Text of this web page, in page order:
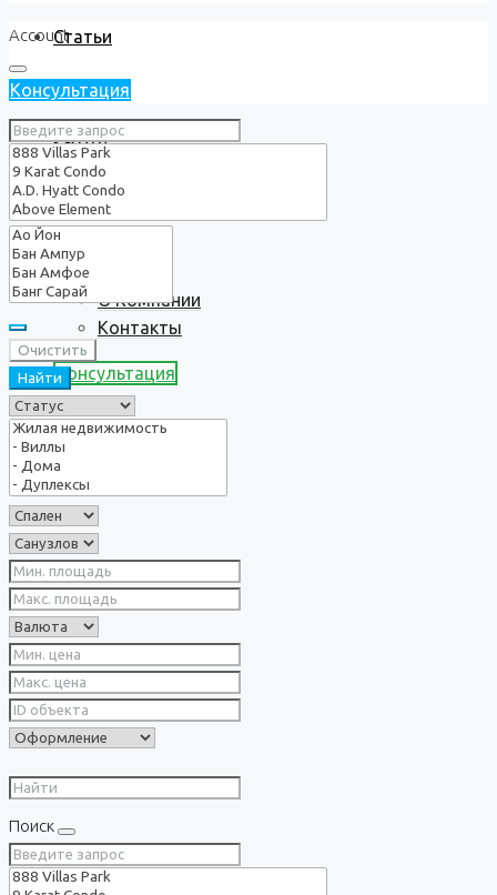
Статьи
Услуги
О нас
О Компании
Контакты
Консультация
Account
Консультация
Очистить
Найти
Поиск